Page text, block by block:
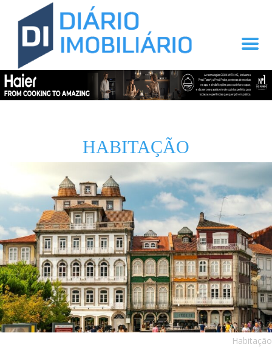
HABITAÇÃO
Habitação